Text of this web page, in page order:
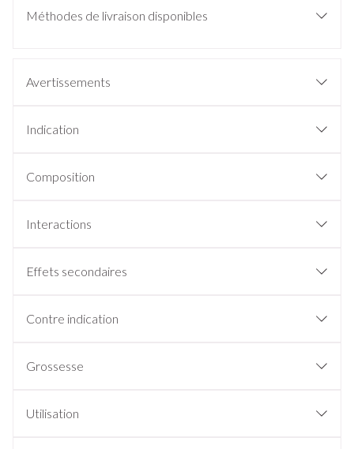
Méthodes de livraison disponibles
Avertissements
Indication
Composition
Interactions
Effets secondaires
Contre indication
Grossesse
Utilisation